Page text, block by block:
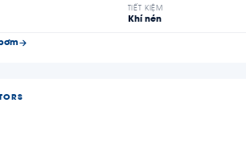
TIẾT KIỆM
Khí nén